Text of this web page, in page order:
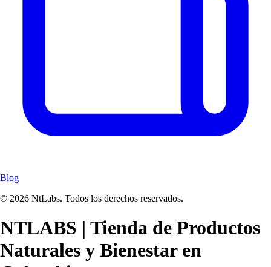
Blog
© 2026 NtLabs. Todos los derechos reservados.
NTLABS | Tienda de Productos
Naturales y Bienestar en